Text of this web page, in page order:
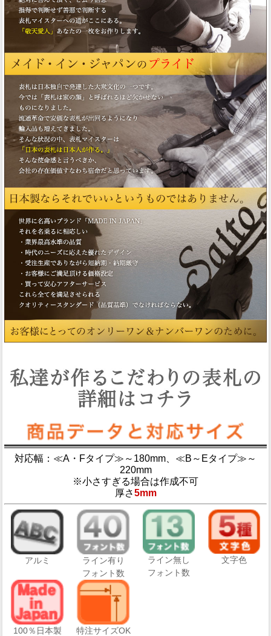
対応幅：≪A・Fタイプ≫～180mm、≪B～Eタイプ≫～
220mm
※小さすぎる場合は作成不可
厚さ5mm
アルミ
ライン有り
フォント数
ライン無し
フォント数
文字色
100％日本製
特注サイズOK